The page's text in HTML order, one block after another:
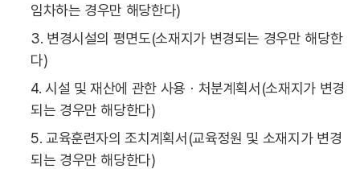
임차하는 경우만 해당한다)
3. 변경시설의 평면도(소재지가 변경되는 경우만 해당한
다)
4. 시설 및 재산에 관한 사용ㆍ처분계획서(소재지가 변경
되는 경우만 해당한다)
5. 교육훈련자의 조치계획서(교육정원 및 소재지가 변경
되는 경우만 해당한다)